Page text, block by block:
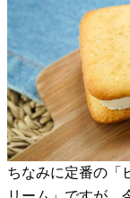
ちなみに定番の「